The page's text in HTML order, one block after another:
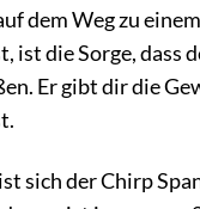
dem Weg zu
ist die Sorge,
Er gibt dir die
sich der Chirp